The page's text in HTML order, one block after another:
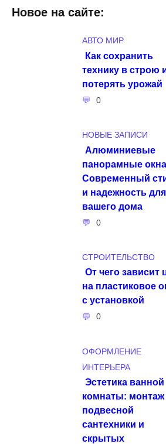
Новое на сайте:
АВТО МИР
Как сохранить
технику в строю
потерять урожай
0
НОВЫЕ ЗАПИСИ
Алюминиевые
панорамные
Современный
и надежность для
вашего дома
0
СТРОИТЕЛЬСТВО
От чего зависит
на пластиковое
с установкой
0
ОФОРМЛЕНИЕ
ИНТЕРЬЕРА
Эстетика ванной
комнаты: монтаж
подвесной
сантехники и
скрытых